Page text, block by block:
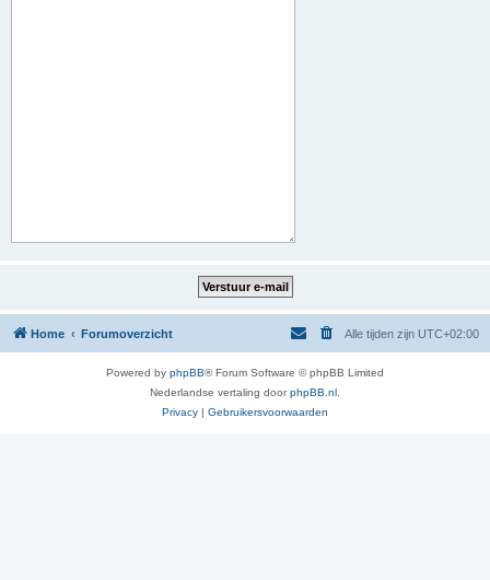
Home Forumoverzicht Alle tijden zijn UTC+02:00
Powered by phpBB® Forum Software © phpBB Limited
Nederlandse vertaling doorphpBB.nl
Privacy | Gebruikersvoorwaarden